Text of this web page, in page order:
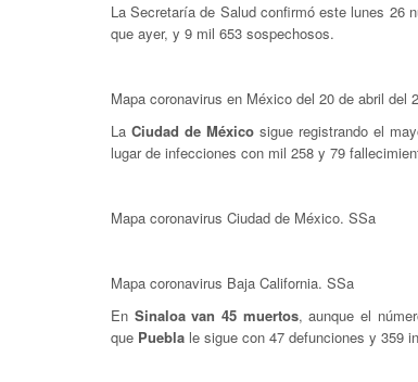
La Secretaría de Salud confirmó este lunes 26
que ayer, y 9 mil 653 sospechosos.
Mapa coronavirus en México del 20 de abril del
La Ciudad de Méxicosigue registrando el
lugar de infecciones con mil 258 y 79
Mapa coronavirus Ciudad de México. SSa
Mapa coronavirus Baja California. SSa
En Sinaloa van 45 muertos, aunque el
que Puebla le sigue con 47 defunciones y 359